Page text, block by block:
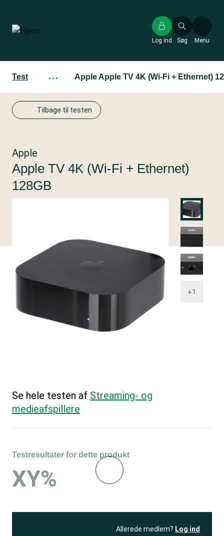
hovedindhold
Søg
Log ind Menu
Test ··· Apple Apple TV 4K (Wi-Fi + Ethernet)
Tilbage til testen
+1
Apple
Apple TV 4K (Wi-Fi + Ethernet)
128GB
Se hele testen af Streaming- og
medieafspillere
Testresultater for dette produkt
XY%
Allerede medlem? Log ind